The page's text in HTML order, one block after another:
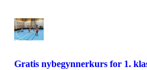
Gratis nybegynnerkurs for 1.